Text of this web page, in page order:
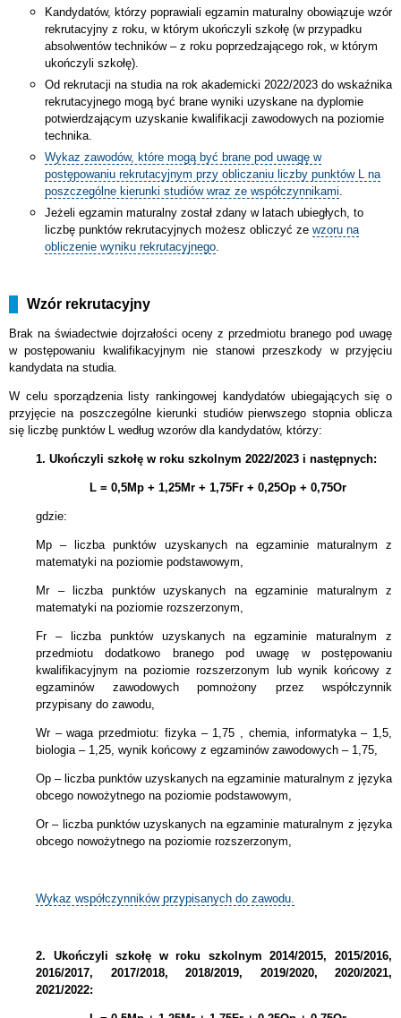
Kandydatów, którzy poprawiali egzamin maturalny obowiązuje wzór
rekrutacyjny z roku, w którym ukończyli szkołę (w przypadku
absolwentów techników – z roku poprzedzającego rok, w którym
ukończyli szkołę).
Od rekrutacji na studia na rok akademicki 2022/2023 do wskaźnika
rekrutacyjnego mogą być brane wyniki uzyskane na dyplomie
potwierdzającym uzyskanie kwalifikacji zawodowych na poziomie
technika.
Wykaz zawodów, które mogą być brane pod uwagę w
postępowaniu rekrutacyjnym przy obliczaniu liczby punktów L na
poszczególne kierunki studiów wraz ze współczynnikami
Jeżeli egzamin maturalny został zdany w latach ubiegłych, to
liczbę punktów rekrutacyjnych możesz obliczyć ze wzoru na
obliczenie wyniku rekrutacyjnego
Wzór rekrutacyjny
Brak na świadectwie dojrzałości oceny z przedmiotu branego pod uwagę
w postępowaniu kwalifikacyjnym nie stanowi przeszkody w przyjęciu
kandydata na studia.
W celu sporządzenia listy rankingowej kandydatów ubiegających się o
przyjęcie na poszczególne kierunki studiów pierwszego stopnia oblicza
się liczbę punktów L według wzorów dla kandydatów, którzy:
1. Ukończyli szkołę w roku szkolnym 2022/2023 i następnych:
L = 0,5Mp + 1,25Mr + 1,75Fr + 0,25Op + 0,75Or
gdzie:
Mp – liczba punktów uzyskanych na egzaminie maturalnym z
matematyki na poziomie podstawowym,
Mr – liczba punktów uzyskanych na egzaminie maturalnym z
matematyki na poziomie rozszerzonym,
Fr – liczba punktów uzyskanych na egzaminie maturalnym z
przedmiotu dodatkowo branego pod uwagę w postępowaniu
kwalifikacyjnym na poziomie rozszerzonym lub wynik końcowy z
egzaminów zawodowych pomnożony przez współczynnik
przypisany do zawodu,
Wr – waga przedmiotu: fizyka – 1,75 , chemia, informatyka – 1,5,
biologia – 1,25, wynik końcowy z egzaminów zawodowych – 1,75,
Op – liczba punktów uzyskanych na egzaminie maturalnym z języka
obcego nowożytnego na poziomie podstawowym,
Or – liczba punktów uzyskanych na egzaminie maturalnym z języka
obcego nowożytnego na poziomie rozszerzonym,
Wykaz współczynników przypisanych do zawodu.
2. Ukończyli szkołę w roku szkolnym 2014/2015, 2015/2016,
2016/2017, 2017/2018, 2018/2019, 2019/2020, 2020/2021,
2021/2022: